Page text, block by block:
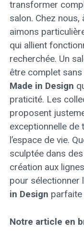
transformer
salon. Chez nous,
aimons
qui allient
recherchée. Un
être complet sans
Made in Design
praticité. Les
proposent
exceptionnelle de
l’espace de vie.
sculptée dans
création aux
pour sélectionner
in Design parfaite
Notre article en